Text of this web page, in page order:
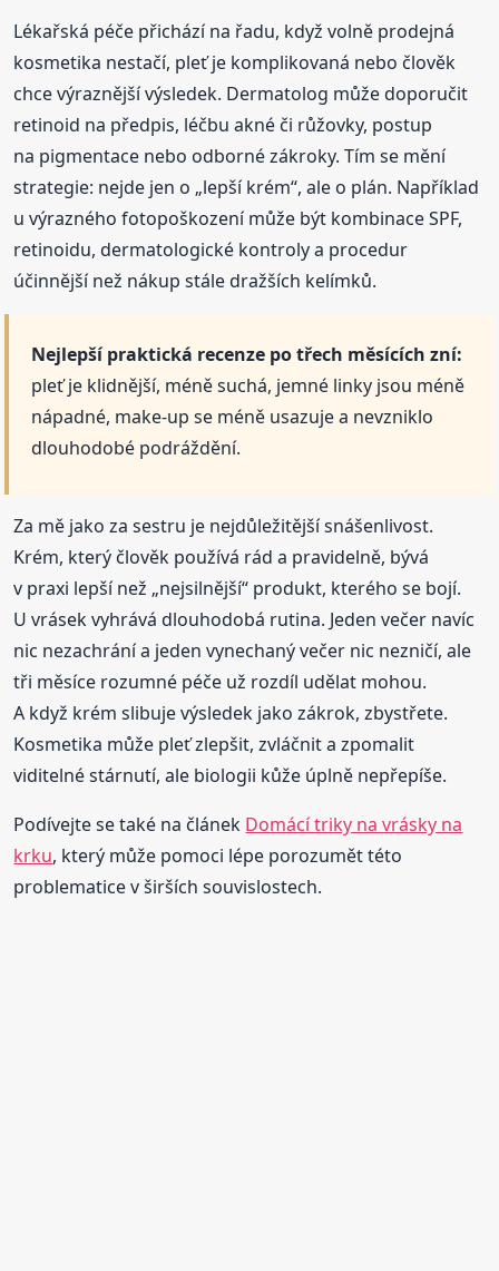
Lékařská péče přichází na řadu, když volně prodejná
kosmetika nestačí, pleť je komplikovaná nebo člověk
chce výraznější výsledek. Dermatolog může doporučit
retinoid na předpis, léčbu akné či růžovky, postup
na pigmentace nebo odborné zákroky. Tím se mění
strategie: nejde jen o „lepší krém“, ale o plán. Například
u výrazného fotopoškození může být kombinace SPF,
retinoidu, dermatologické kontroly a procedur
účinnější než nákup stále dražších kelímků.
Nejlepší praktická recenze po třech měsících zní:
pleť je klidnější, méně suchá, jemné linky jsou méně
nápadné, make-up se méně usazuje a nevzniklo
dlouhodobé podráždění.
Za mě jako za sestru je nejdůležitější snášenlivost.
Krém, který člověk používá rád a pravidelně, bývá
v praxi lepší než „nejsilnější“ produkt, kterého se bojí.
U vrásek vyhrává dlouhodobá rutina. Jeden večer navíc
nic nezachrání a jeden vynechaný večer nic nezničí, ale
tři měsíce rozumné péče už rozdíl udělat mohou.
A když krém slibuje výsledek jako zákrok, zbystřete.
Kosmetika může pleť zlepšit, zvláčnit a zpomalit
viditelné stárnutí, ale biologii kůže úplně nepřepíše.
Podívejte se také na článek Domácí triky na vrásky na
krku, který může pomoci lépe porozumět této
problematice v širších souvislostech.